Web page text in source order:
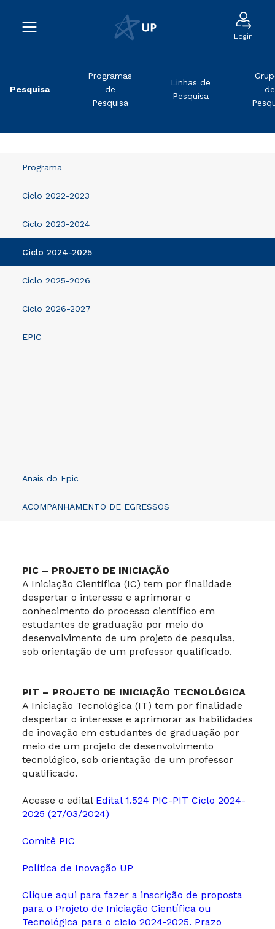
Login
Pesquisa
Programas
de
Pesquisa
Linhas de
Pesquisa
de
Programa
Ciclo 2022-2023
Ciclo 2023-2024
Ciclo 2024-2025
Ciclo 2025-2026
Ciclo 2026-2027
EPIC
Anais do Epic
ACOMPANHAMENTO DE EGRESSOS
PIC – PROJETO DE INICIAÇÃO
A Iniciação Científica (IC) tem por finalidade
despertar o interesse e aprimorar o
conhecimento do processo científico em
estudantes de graduação por meio do
desenvolvimento de um projeto de pesquisa,
sob orientação de um professor qualificado.
PIT – PROJETO DE INICIAÇÃO TECNOLÓGICA
A Iniciação Tecnológica (IT) tem por finalidade
despertar o interesse e aprimorar as habilidades
de inovação em estudantes de graduação por
meio de um projeto de desenvolvimento
tecnológico, sob orientação de um professor
qualificado.
Acesse o edital Edital 1.524 PIC-PIT Ciclo 2024-
2025 (27/03/2024)
Comitê PIC
Política de Inovação UP
Clique aqui para fazer a inscrição de proposta
para o Projeto de Iniciação Científica ou
Tecnológica para o ciclo 2024-2025. Prazo